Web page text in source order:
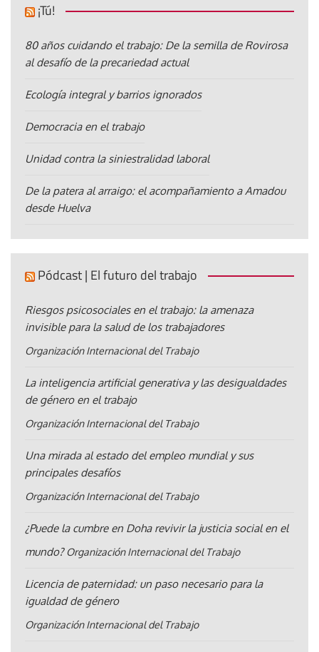
¡Tú!
80 años cuidando el trabajo: De la semilla de Rovirosa
al desafío de la precariedad actual
Ecología integral y barrios ignorados
Democracia en el trabajo
Unidad contra la siniestralidad laboral
De la patera al arraigo: el acompañamiento a Amadou
desde Huelva
Pódcast | El futuro del trabajo
Riesgos psicosociales en el trabajo: la amenaza
invisible para la salud de los trabajadores
Organización Internacional del Trabajo
La inteligencia artificial generativa y las desigualdades
de género en el trabajo
Organización Internacional del Trabajo
Una mirada al estado del empleo mundial y sus
principales desafíos
Organización Internacional del Trabajo
¿Puede la cumbre en Doha revivir la justicia social en el
mundo? Organización Internacional del Trabajo
Licencia de paternidad: un paso necesario para la
igualdad de género
Organización Internacional del Trabajo